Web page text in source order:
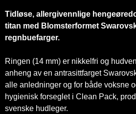
Tidløse, allergivennlige
titan med Blomsterformet
regnbuefarger.
Ringen (14 mm) er nikkelfri og
anheng av en antrasittfarget
alle anledninger og for både voksne
hygienisk forseglet i Clean Pack,
svenske hudleger.